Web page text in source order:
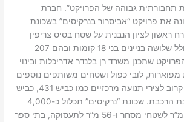
תחבורתית גבוהה של הפרויקט”. חברת
את פרויקט “אביסרור בנרקיסים” בשכונת
ראשון לציון הנבנית על שטח בסיס צריפין
שהתפנה. הפרויקט כולל שלושה בניינים בני 18 קומות ובהם 207
שתכנן משרד רן בלנדר אדריכלות ובינוי
מפוארות, לובי כפול ושטחים משותפים נוספים
לרווחת הדיירים. הוא קרוב לצירי תנועה מרכזיים כמו כביש 431, כביש
44 , כביש 6 וכן לתחנת הרכבת. שכונת “נרקיסים” תכלול כ-4,000
יחידות דיור, 29 אלף מ”ר לשטחי מסחר ו-56 מ”ר לתעסוקה, בתי ספר